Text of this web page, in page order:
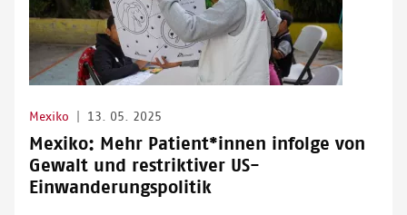
Mexiko 13. 05. 2025
Mexiko: Mehr Patient*innen infolge von
Gewalt und restriktiver US-
Einwanderungspolitik